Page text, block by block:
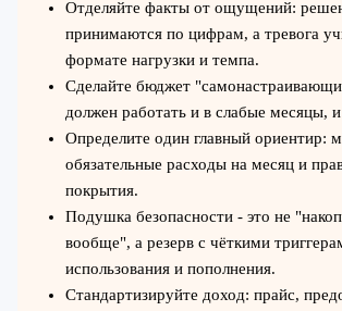
Отделяйте факты от ощущений:
принимаются по цифрам, а тревога
формате нагрузки и темпа.
Сделайте бюджет
должен работать и в слабые месяцы,
Определите один главный ориентир:
обязательные расходы на месяц и
покрытия.
Подушка безопасности - это не
вообще", а резерв с чёткими
использования и пополнения.
Стандартизируйте доход: прайс,